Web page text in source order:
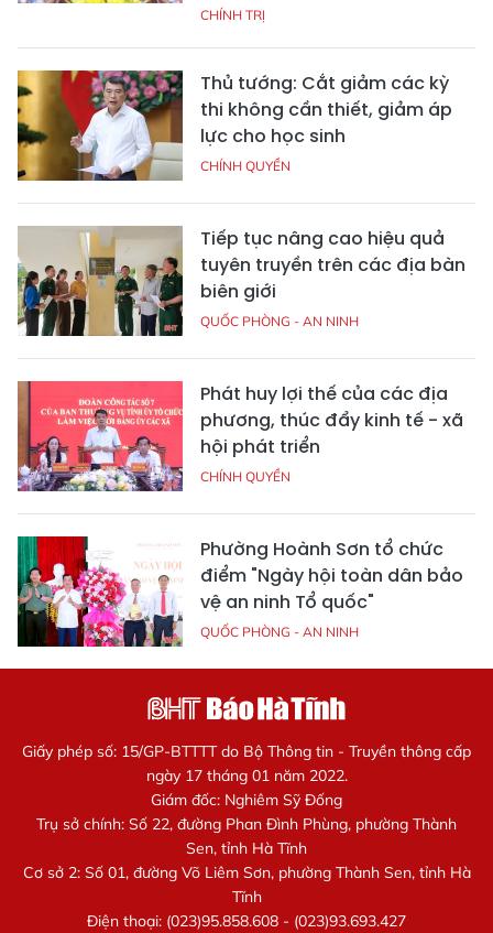
CHÍNH TRỊ
Thủ tướng: Cắt giảm các kỳ
thi không cần thiết, giảm áp
lực cho học sinh
CHÍNH QUYỀN
Tiếp tục nâng cao hiệu quả
tuyên truyền trên các địa bàn
biên giới
QUỐC PHÒNG - AN NINH
Phát huy lợi thế của các địa
phương, thúc đẩy kinh tế - xã
hội phát triển
CHÍNH QUYỀN
Phường Hoành Sơn tổ chức
điểm "Ngày hội toàn dân bảo
vệ an ninh Tổ quốc"
QUỐC PHÒNG - AN NINH
Giấy phép số: 15/GP-BTTTT do Bộ Thông tin - Truyền thông cấp
ngày 17 tháng 01 năm 2022.
Giám đốc: Nghiêm Sỹ Đống
Trụ sở chính: Số 22, đường Phan Đình Phùng, phường Thành
Sen, tỉnh Hà Tĩnh
Cơ sở 2: Số 01, đường Võ Liêm Sơn, phường Thành Sen, tỉnh Hà
Tĩnh
Điện thoại: (023)95.858.608 - (023)93.693.427